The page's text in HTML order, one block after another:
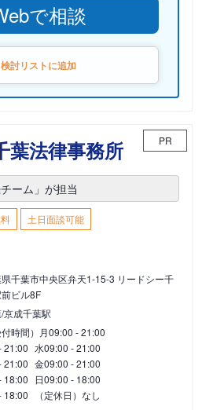
で相談
検討リストに追加
葉法律事務所 PR
ーム」が担当
土日面談可能
千葉市中央区弁天1-15-3 リードシー千
ビル8F
京成千葉駅
付時間） 月09:00 - 21:00
21:00 水09:00 - 21:00
21:00 金09:00 - 21:00
18:00 日09:00 - 18:00
18:00 （定休日）なし